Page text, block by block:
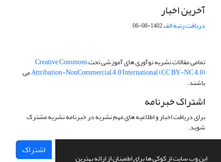
این وب سایت از کوکی ها برای اطمینان از ارائه بهترین
آخرین اخبار
دریافت رتبه الف1402-08-06
تمامی مقالات نشریه نوآوری های آموزشی تحتCreative Commons
Attribution-NonCommercial 4.0 International (CC BY-NC 4.0)می
باشند.
اشتراک خبرنامه
برای دریافت اخبار و اطلاعیه های مهم نشریه در خبرنامه نشریه مشترک
شوید.
اشتراک